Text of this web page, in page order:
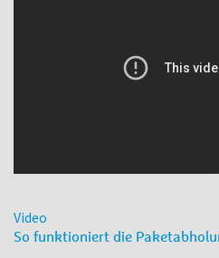
Video
So funktioniert die